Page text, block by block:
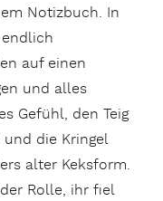
Notizbuch. In
auf einen
und alles
Gefühl, den Teig
die Kringel
alter Keksform.
Rolle, ihr fiel